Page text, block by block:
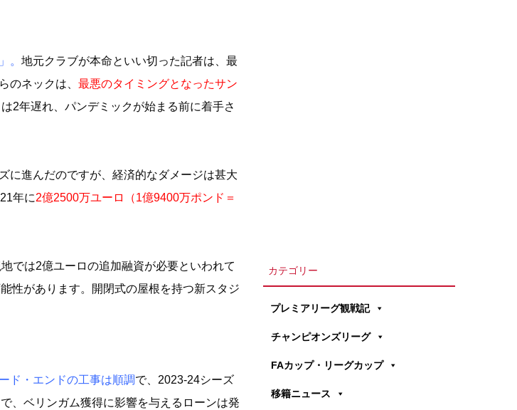
。 地元クラブが本命といい切った記者は、最
のネックは、 最悪のタイミングとなったサン
2年遅れ、パンデミックが始まる前に着手さ
に進んだのですが、経済的なダメージは甚大
年に2億2500万ユーロ（1億9400万ポンド＝
では2億ユーロの追加融資が必要といわれて
性があります。開閉式の屋根を持つ新スタジ
ド・エンドの工事は順調で、2023-24シーズ
、ベリンガム獲得に影響を与えるローンは発
カテゴリー
プレミアリーグ観戦記
チャンピオンズリーグ
FAカップ・リーグカップ
移籍ニュース